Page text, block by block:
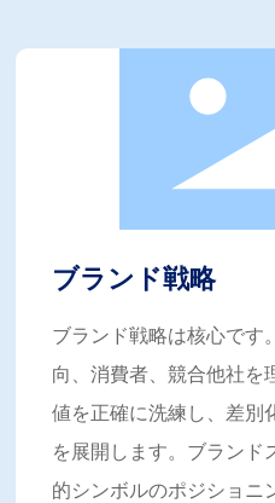
将来的にShuofengは包装業
先進技術をもって包装業界
し、世界中の顧客により大
ブランド戦略
ブランド戦略は核心です
向、消費者、競合他社を
値を正確に洗練し、差別
を展開します。ブランド
的シンボルのポジショニ